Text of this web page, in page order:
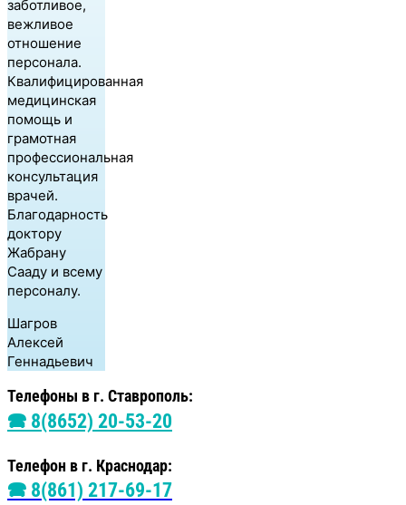
заботливое,
вежливое
отношение
персонала.
Квалифицированная
медицинская
помощь и
грамотная
профессиональная
консультация
врачей.
Благодарность
доктору
Жабрану
Сааду и всему
персоналу.
Шагров
Алексей
Геннадьевич
Телефоны в г. Ставрополь:
🕿 8(8652) 20-53-20
Телефон в г. Краснодар:
🕿 8(861) 217-69-17